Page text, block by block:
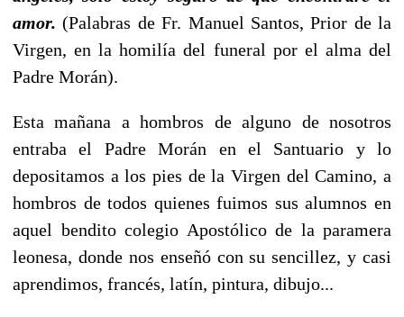
amor. (Palabras de Fr. Manuel Santos, Prior de la
Virgen, en la homilía del funeral por el alma del
Padre Morán).
Esta mañana a hombros de alguno de nosotros
entraba el Padre Morán en el Santuario y lo
depositamos a los pies de la Virgen del Camino, a
hombros de todos quienes fuimos sus alumnos en
aquel bendito colegio Apostólico de la paramera
leonesa, donde nos enseñó con su sencillez, y casi
aprendimos, francés, latín, pintura, dibujo...